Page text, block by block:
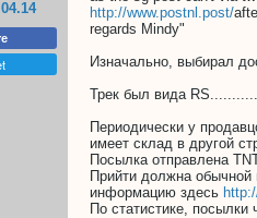
http://www.postnl.post/
regards Mindy"
Изначально, выбирал
Трек был вида
Периодически у
имеет склад в другой
Посылка отправлена
Прийти должна обычной
информацию здесь
По статистике,